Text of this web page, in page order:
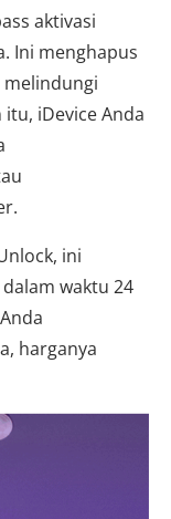
aktivasi
Ini menghapus
melindungi
iDevice Anda
ini
waktu 24
harganya